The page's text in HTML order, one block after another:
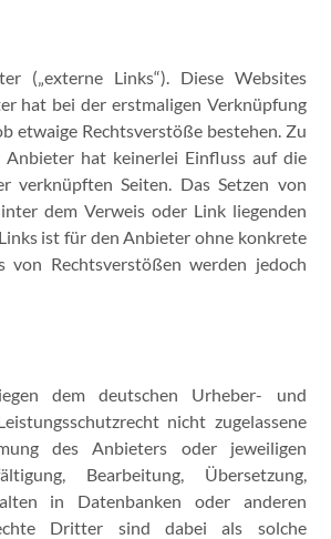
(„externe Links“). Diese Websites
hat bei der erstmaligen Verknüpfung
etwaige Rechtsverstöße bestehen. Zu
hat keinerlei Einfluss auf die
Seiten. Das Setzen von
dem Verweis oder Link liegenden
ist für den Anbieter ohne konkrete
Rechtsverstößen werden jedoch
dem deutschen Urheber- und
nicht zugelassene
des Anbieters oder jeweiligen
Bearbeitung, Übersetzung,
in Datenbanken oder anderen
Dritter sind dabei als solche